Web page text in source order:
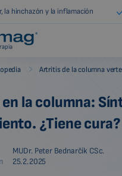
la hinchazón y la inflamación
Artritis de la columna
la columna:
¿Tiene cura?
MUDr. Peter Bednarčík CSc.
25.2.2025